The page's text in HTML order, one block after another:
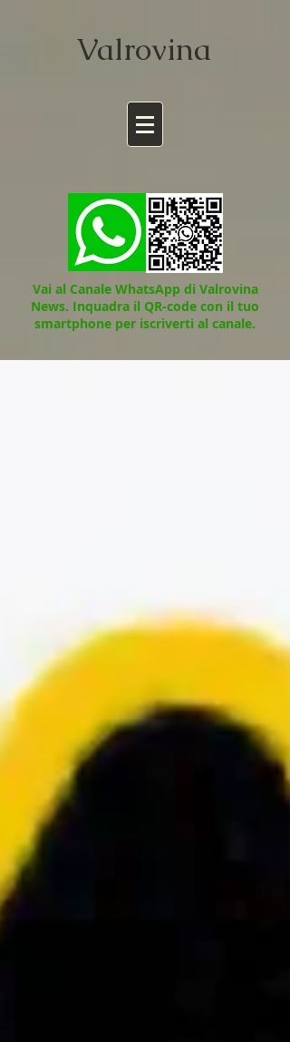
Valrovina
Vai al Canale WhatsApp di Valrovina
News. Inquadra il QR-code con il tuo
smartphone per iscriverti al canale.